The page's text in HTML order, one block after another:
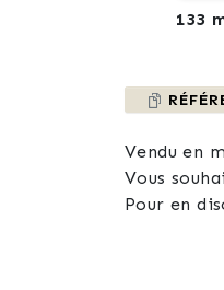
133
Vendu en
Vous
Pour en